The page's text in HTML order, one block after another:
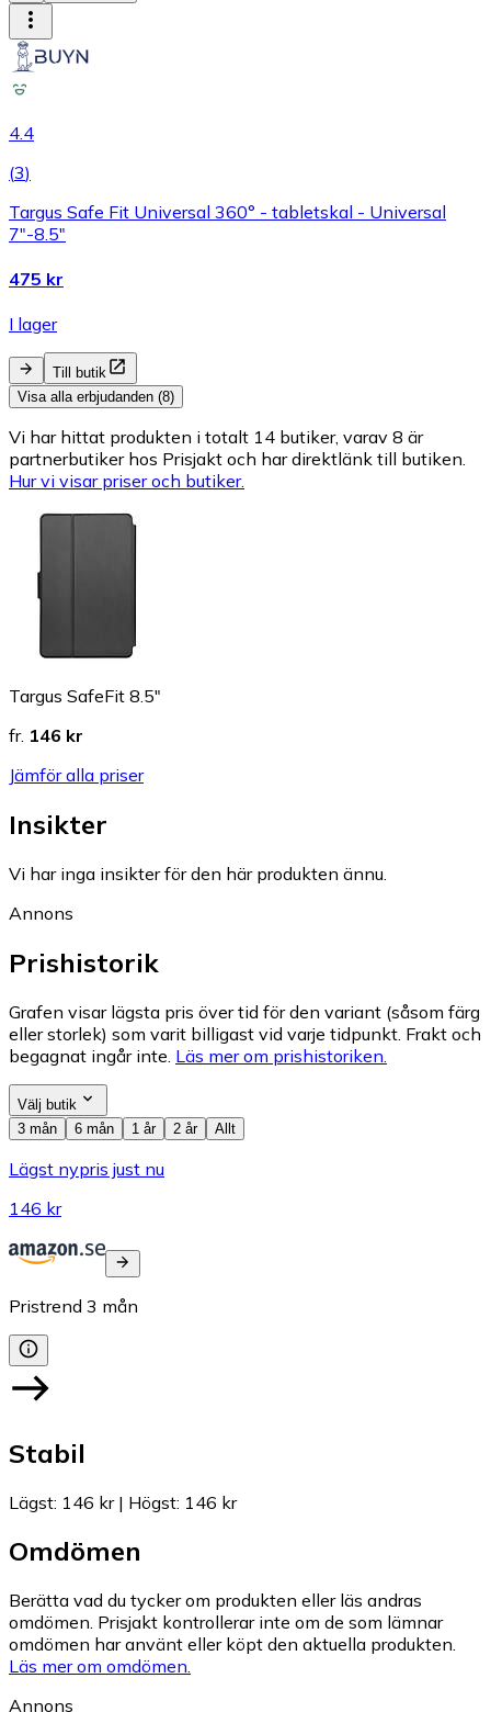
4.4
(3)
Targus Safe Fit Universal 360° - tabletskal - Universal
7"-8.5"
475 kr
I lager
Till butik
Visa alla erbjudanden (8)
Vi har hittat produkten i totalt 14 butiker, varav 8 är
partnerbutiker hos Prisjakt och har direktlänk till butiken.
Hur vi visar priser och butiker.
Targus SafeFit 8.5"
fr. 146 kr
Jämför alla priser
Insikter
Vi har inga insikter för den här produkten ännu.
Annons
Prishistorik
Grafen visar lägsta pris över tid för den variant (såsom färg
eller storlek) som varit billigast vid varje tidpunkt. Frakt och
begagnat ingår inte. Läs mer om prishistoriken.
Välj butik
3 mån
6 mån 1 år 2 år Allt
Lägst nypris just nu
146 kr
Pristrend 3 mån
Stabil
Lägst: 146 kr| Högst: 146 kr
Omdömen
Berätta vad du tycker om produkten eller läs andras
omdömen. Prisjakt kontrollerar inte om de som lämnar
omdömen har använt eller köpt den aktuella produkten.
Läs mer om omdömen.
Annons